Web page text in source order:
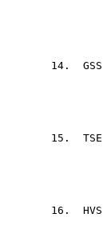
14. GSS
15. TSE
16. HVS